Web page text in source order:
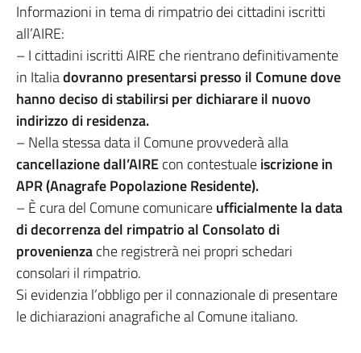
Informazioni in tema di rimpatrio dei cittadini iscritti
all’AIRE:
– I cittadini iscritti AIRE che rientrano definitivamente
in Italiadovranno presentarsi presso il Comune dove
hanno deciso di stabilirsi per dichiarare il nuovo
indirizzo di residenza.
– Nella stessa data il Comune provvederà alla
cancellazione dall’AIREcon contestualeiscrizione in
APR (Anagrafe Popolazione Residente).
– È cura del Comune comunicareufficialmente la data
di decorrenza del rimpatrio al Consolato di
provenienzache registrerà nei propri schedari
consolari il rimpatrio.
Si evidenzia l’obbligo per il connazionale di presentare
le dichiarazioni anagrafiche al Comune italiano.